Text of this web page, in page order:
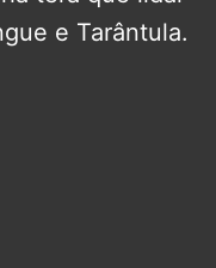
e Tarântula.